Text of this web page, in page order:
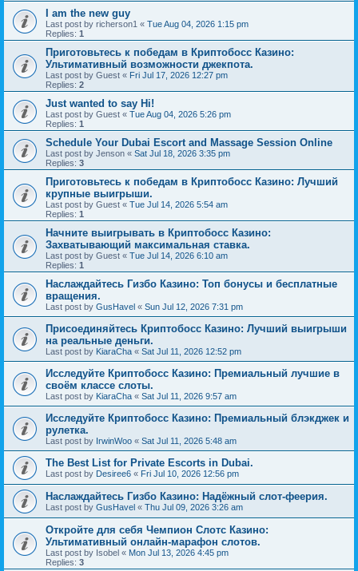
I am the new guy
Last post by richerson1 « Tue Aug 04, 2026 1:15 pm
Replies: 1
Приготовьтесь к победам в Криптобосс Казино:
Ультимативный возможности джекпота.
Last post by Guest « Fri Jul 17, 2026 12:27 pm
Replies: 2
Just wanted to say Hi!
Last post by Guest « Tue Aug 04, 2026 5:26 pm
Replies: 1
Schedule Your Dubai Escort and Massage Session Online
Last post by Jenson « Sat Jul 18, 2026 3:35 pm
Replies: 3
Приготовьтесь к победам в Криптобосс Казино: Лучший
крупные выигрыши.
Last post by Guest « Tue Jul 14, 2026 5:54 am
Replies: 1
Начните выигрывать в Криптобосс Казино:
Захватывающий максимальная ставка.
Last post by Guest « Tue Jul 14, 2026 6:10 am
Replies: 1
Наслаждайтесь Гизбо Казино: Топ бонусы и бесплатные
вращения.
Last post by GusHavel « Sun Jul 12, 2026 7:31 pm
Присоединяйтесь Криптобосс Казино: Лучший выигрыши
на реальные деньги.
Last post by KiaraCha « Sat Jul 11, 2026 12:52 pm
Исследуйте Криптобосс Казино: Премиальный лучшие в
своём классе слоты.
Last post by KiaraCha « Sat Jul 11, 2026 9:57 am
Исследуйте Криптобосс Казино: Премиальный блэкджек и
рулетка.
Last post by IrwinWoo « Sat Jul 11, 2026 5:48 am
The Best List for Private Escorts in Dubai.
Last post by Desiree6 « Fri Jul 10, 2026 12:56 pm
Наслаждайтесь Гизбо Казино: Надёжный слот-феерия.
Last post by GusHavel « Thu Jul 09, 2026 3:26 am
Откройте для себя Чемпион Слотс Казино:
Ультимативный онлайн-марафон слотов.
Last post by Isobel « Mon Jul 13, 2026 4:45 pm
Replies: 3